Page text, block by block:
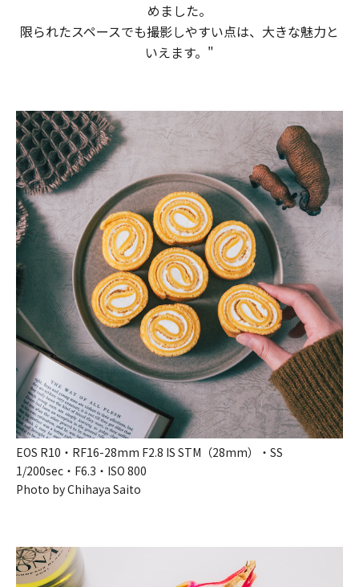
めました。​
限られた​スペースでも​撮影しやすい点は、​大きな​魅力と​
いえます。​"​
EOS R10・RF16-28mm F2.8 IS STM（28mm）・SS
1/200sec・F6.3・ISO 800
Photo by Chihaya Saito